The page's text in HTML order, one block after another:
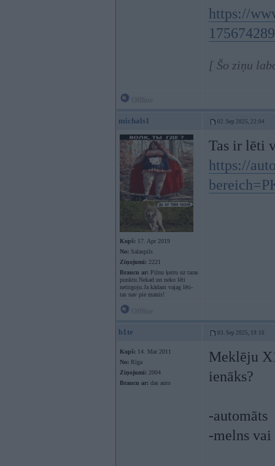
https://
[ Šo ziņu
michals1 02. Sep 2025, 22:04
Kopš: 17. Apr 2019
No: Salaspils
Ziņojumi: 2221
Braucu ar: Pilnu ķerru uz taras
punktu.Nekad un neko lēti
netirgoju.Ja kādam vajag lēti-
tas nav pie manis!
Tas ir lēti
https://
b1te 03. Sep 2025, 19:16
Kopš: 14. Mar 2011
No: Rīga
Ziņojumi: 2004
Braucu ar: das auto
Meklēju
ienāks?
-automāts
-melns